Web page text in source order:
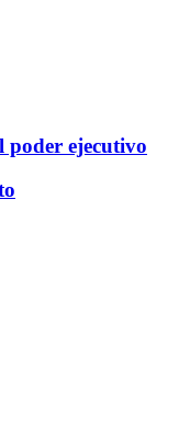
poder ejecutivo